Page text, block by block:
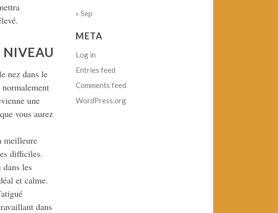
NIVEAU
nez dans le
une
vous aurez
meilleure
difficiles.
dans les
et calme.
dans
« Sep
META
Log in
Entries feed
Comments feed
WordPress.org